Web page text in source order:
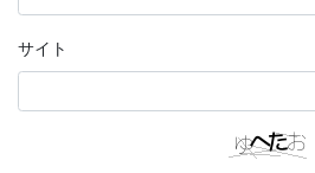
サイト